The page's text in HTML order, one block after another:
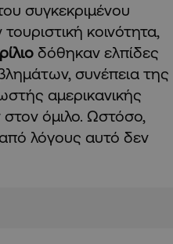
συγκεκριμένου
κοινότητα,
δόθηκαν ελπίδες
συνέπεια της
αμερικανικής
όμιλο. Ωστόσο,
λόγους αυτό δεν